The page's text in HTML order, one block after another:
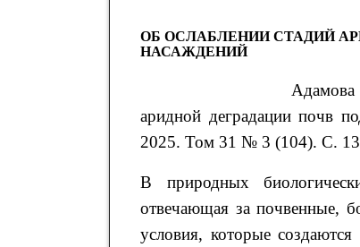
ОБ ОСЛАБЛЕНИИ СТАДИЙ
НАСАЖДЕНИЙ
аридной деградации почв
2025. Том 31 № 3 (104). С.
В природных
отвечающая за почвенные,
условия, которые